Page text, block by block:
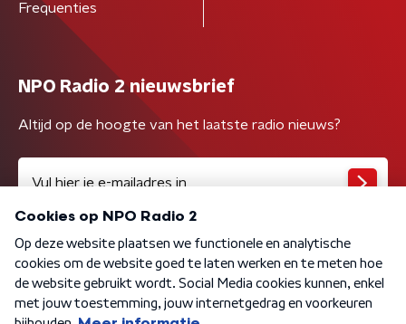
Frequenties
NPO Radio 2 nieuwsbrief
Altijd op de hoogte van het laatste radio nieuws?
Algemene voorwaarden